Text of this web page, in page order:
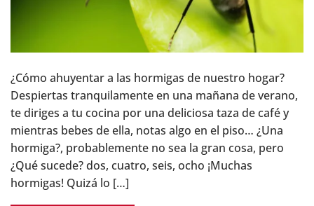
¿Cómo ahuyentar a las hormigas de nuestro hogar?
Despiertas tranquilamente en una mañana de verano,
te diriges a tu cocina por una deliciosa taza de café y
mientras bebes de ella, notas algo en el piso… ¿Una
hormiga?, probablemente no sea la gran cosa, pero
¿Qué sucede? dos, cuatro, seis, ocho ¡Muchas
hormigas! Quizá lo […]